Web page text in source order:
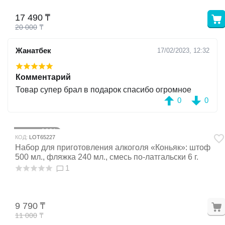
20 000 ₸
17 490 ₸
Жанатбек 17/02/2023, 12:32
Комментарий
Товар супер брал в подарок спасибо огромное
0
0
11%
КОД: LOT65227
Набор для приготовления алкоголя «Коньяк»: штоф
500 мл., фляжка 240 мл., смесь по-латгальски 6 г.
1
11 000 ₸
9 790 ₸